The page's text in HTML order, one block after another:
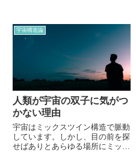
宇宙構造論
人類が宇宙の双子に気がつ
かない理由
宇宙はミックスツイン構造で脈動
しています。しかし、目の前を探
せばありとあらゆる場所にミック